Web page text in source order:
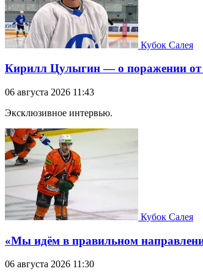
Кубок Салея
Кирилл Цулыгин — о поражении от
06 августа 2026 11:43
Эксклюзивное интервью.
Кубок Салея
«Мы идём в правильном
06 августа 2026 11:30